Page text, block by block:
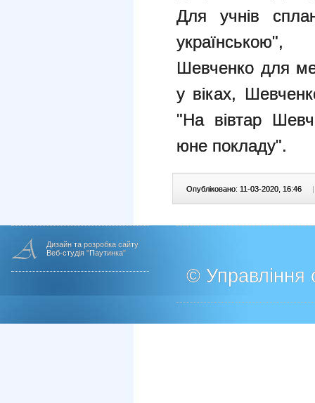
Для учнів
українською",
Шевченко для
у віках,
"На вівтар
юне покладу".
Опубліковано: 11-03-2020, 16:46 |
Дизайн та розробка сайту
Веб-студія "Паутинка"
© Управління